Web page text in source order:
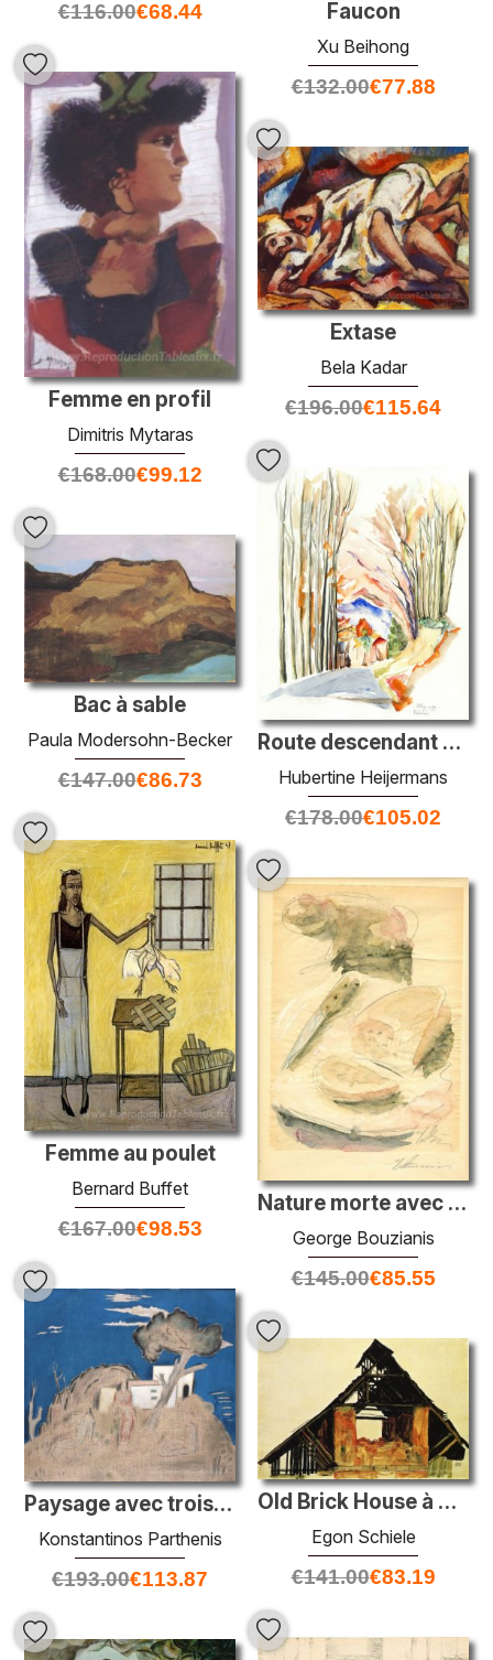
€116.00€68.44 Faucon
Xu Beihong
€132.00€77.88
Femme en profil
Dimitris Mytaras
€168.00€99.12
Extase
Bela Kadar
€196.00€115.64
Route descendant d'Antagnes vers Ollon à Canton Vaud, en Suisse
Hubertine Heijermans
€178.00€105.02
Bac à sable
Paula Modersohn-Becker
€147.00€86.73
Femme au poulet
Bernard Buffet
€167.00€98.53
Nature morte avec du pain au fromage
George Bouzianis
€145.00€85.55
Paysage avec trois chiffres
Konstantinos Parthenis
€193.00€113.87
Old Brick House à Carinthia
Egon Schiele
€141.00€83.19